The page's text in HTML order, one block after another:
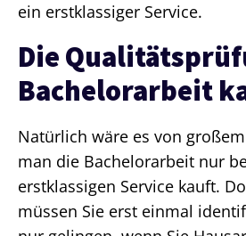
ein erstklassiger Service.
Die
Bachelorarbeit
Natürlich wäre es von
man die Bachelorarbeit nur
erstklassigen Service kauft.
müssen Sie erst einmal